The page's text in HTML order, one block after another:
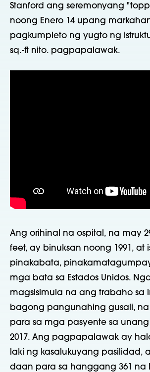
Stanford ang seremonyang
noong Enero 14 upang
pagkumpleto ng yugto ng
sq.-ft nito. pagpapalawak.
Ang orihinal na ospital, na may
feet, ay binuksan noong 1991, at
pinakabata,
mga bata sa Estados Unidos.
magsisimula na ang trabaho sa
bagong pangunahing gusali,
para sa mga pasyente sa
2017. Ang pagpapalawak ay
laki ng kasalukuyang pasilidad,
daan para sa hanggang 361 na